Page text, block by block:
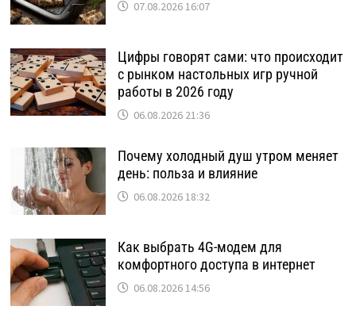
07.08.2026 16:07
Цифры говорят сами: что происходит
с рынком настольных игр ручной
работы в 2026 году
06.08.2026 21:36
Почему холодный душ утром меняет
день: польза и влияние
06.08.2026 18:32
Как выбрать 4G-модем для
комфортного доступа в интернет
06.08.2026 14:56